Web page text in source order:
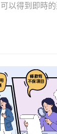
可以得到即時的